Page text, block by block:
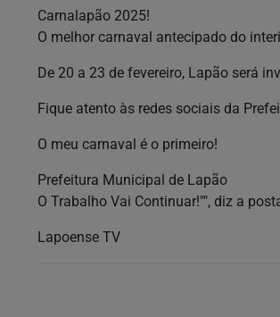
Carnalapão 2025!
O melhor carnaval antecipado do
De 20 a 23 de fevereiro, Lapão será
Fique atento às redes sociais da
O meu carnaval é o primeiro!
Prefeitura Municipal de Lapão
O Trabalho Vai Continuar!"", diz a
Lapoense TV